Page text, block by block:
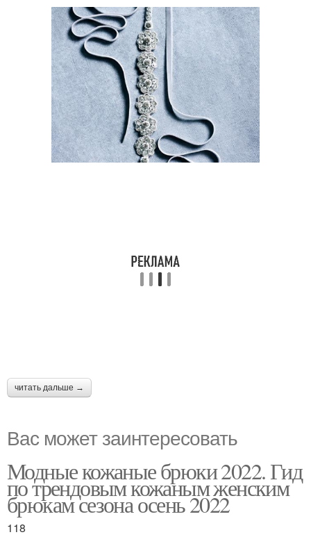
читать дальше →
Вас может заинтересовать
Модные кожаные брюки 2022. Гид
по трендовым кожаным женским
брюкам сезона осень 2022
118